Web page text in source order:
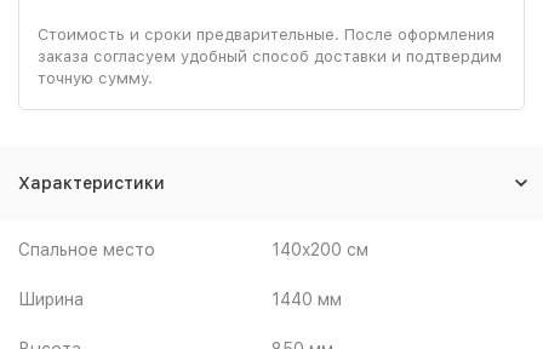
Стоимость и сроки предварительные. После оформления
заказа согласуем удобный способ доставки и подтвердим
точную сумму.
Характеристики
Спальное место 140x200 см
Ширина 1440 мм